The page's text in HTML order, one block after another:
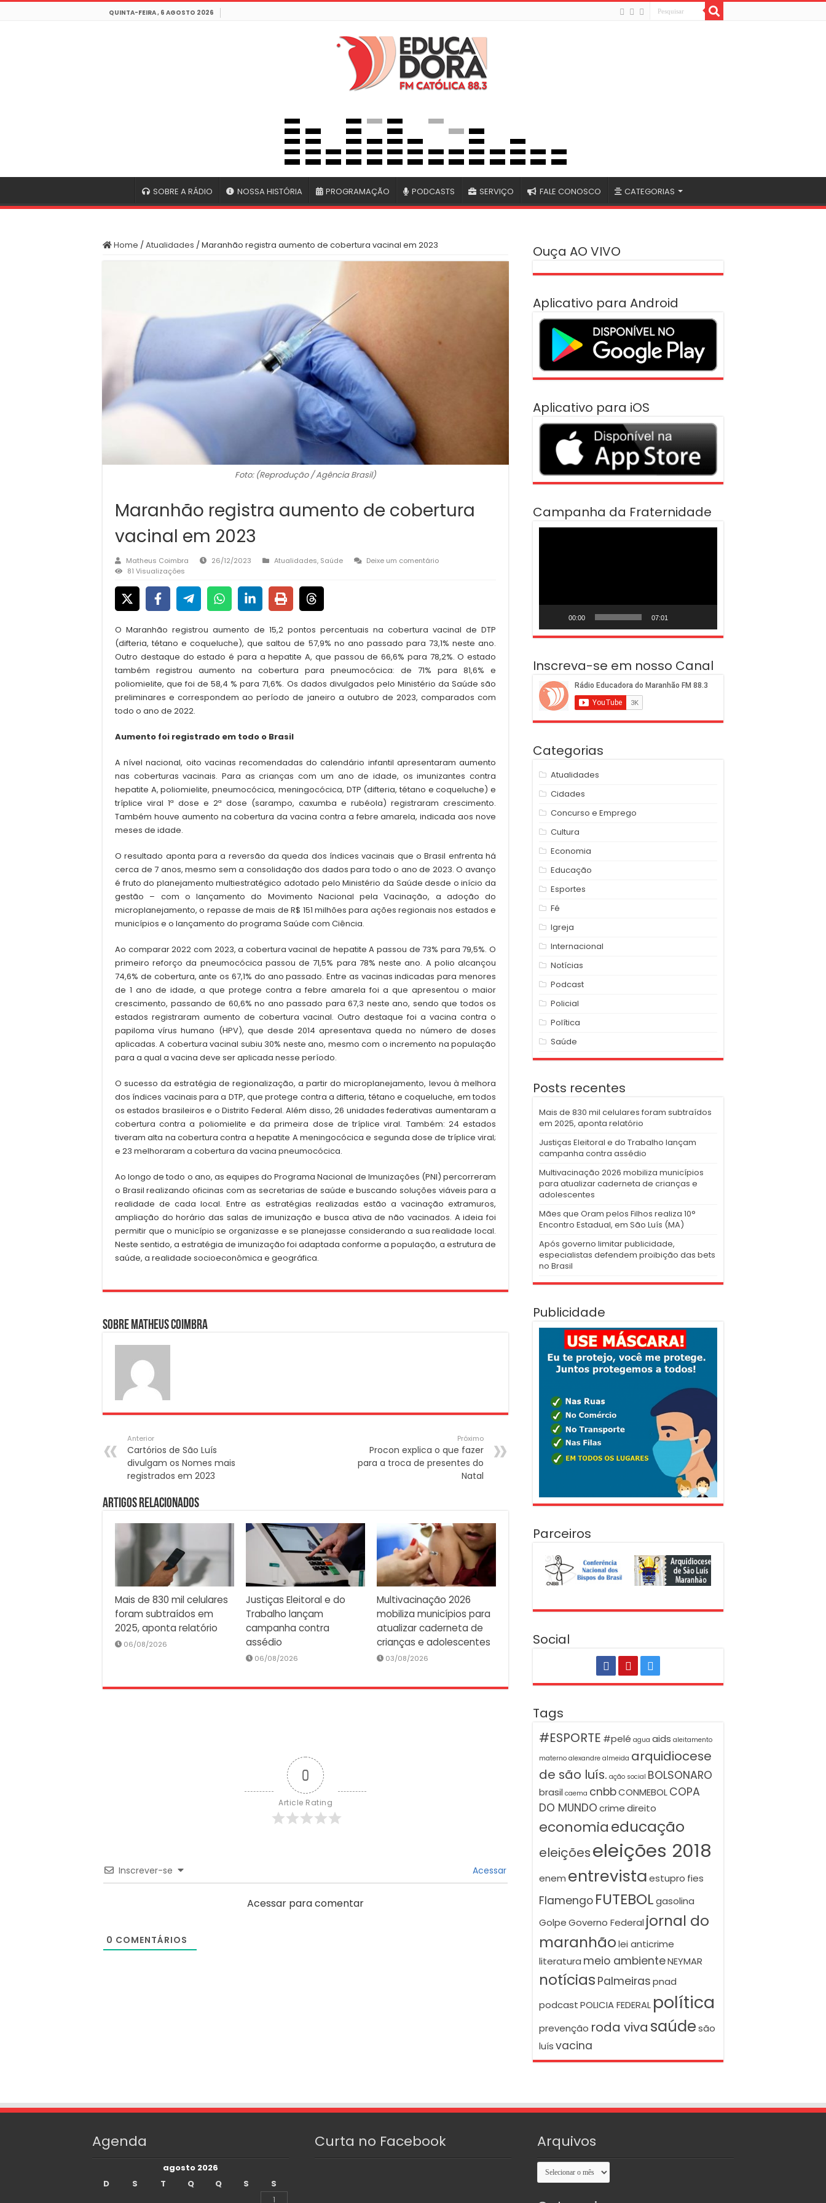
QUINTA-FEIRA , 6 AGOSTO 2026
SOBRE A RÁDIO NOSSA HISTÓRIA PROGRAMAÇÃO PODCASTS SERVIÇO FALE CONOSCO CATEGORIAS
Home /Atualidades /Maranhão registra aumento de cobertura vacinal em 2023
Foto: (Reprodução / Agência Brasil)
Maranhão registra aumento de cobertura
vacinal em 2023
Matheus Coimbra 26/12/2023 Atualidades, Saúde
Deixe um comentário
81 Visualizações
O Maranhão registrou aumento de 15,2 pontos percentuais na cobertura vacinal de DTP
(difteria, tétano e coqueluche), que saltou de 57,9% no ano passado para 73,1% neste ano.
Outro destaque do estado é para a hepatite A, que passou de 66,6% para 78,2%. O estado
também registrou aumento na cobertura para pneumocócica: de 71% para 81,6% e
poliomielite, que foi de 58,4 % para 71,6%. Os dados divulgados pelo Ministério da Saúde são
preliminares e correspondem ao período de janeiro a outubro de 2023, comparados com
todo o ano de 2022.
Aumento foi registrado em todo o Brasil
A nível nacional, oito vacinas recomendadas do calendário infantil apresentaram aumento
nas coberturas vacinais. Para as crianças com um ano de idade, os imunizantes contra
hepatite A, poliomielite, pneumocócica, meningocócica, DTP (difteria, tétano e coqueluche) e
tríplice viral 1ª dose e 2ª dose (sarampo, caxumba e rubéola) registraram crescimento.
Também houve aumento na cobertura da vacina contra a febre amarela, indicada aos nove
meses de idade.
O resultado aponta para a reversão da queda dos índices vacinais que o Brasil enfrenta há
cerca de 7 anos, mesmo sem a consolidação dos dados para todo o ano de 2023. O avanço
é fruto do planejamento multiestratégico adotado pelo Ministério da Saúde desde o início da
gestão – com o lançamento do Movimento Nacional pela Vacinação, a adoção do
microplanejamento, o repasse de mais de R$ 151 milhões para ações regionais nos estados e
municípios e o lançamento do programa Saúde com Ciência.
Ao comparar 2022 com 2023, a cobertura vacinal de hepatite A passou de 73% para 79,5%. O
primeiro reforço da pneumocócica passou de 71,5% para 78% neste ano. A polio alcançou
74,6% de cobertura, ante os 67,1% do ano passado. Entre as vacinas indicadas para menores
de 1 ano de idade, a que protege contra a febre amarela foi a que apresentou o maior
crescimento, passando de 60,6% no ano passado para 67,3 neste ano, sendo que todos os
estados registraram aumento de cobertura vacinal. Outro destaque foi a vacina contra o
papiloma vírus humano (HPV), que desde 2014 apresentava queda no número de doses
aplicadas. A cobertura vacinal subiu 30% neste ano, mesmo com o incremento na população
para a qual a vacina deve ser aplicada nesse período.
O sucesso da estratégia de regionalização, a partir do microplanejamento, levou à melhora
dos índices vacinais para a DTP, que protege contra a difteria, tétano e coqueluche, em todos
os estados brasileiros e o Distrito Federal. Além disso, 26 unidades federativas aumentaram a
cobertura contra a poliomielite e da primeira dose de tríplice viral. Também: 24 estados
tiveram alta na cobertura contra a hepatite A meningocócica e segunda dose de tríplice viral;
e 23 melhoraram a cobertura da vacina pneumocócica.
Ao longo de todo o ano, as equipes do Programa Nacional de Imunizações (PNI) percorreram
o Brasil realizando oficinas com as secretarias de saúde e buscando soluções viáveis para a
realidade de cada local. Entre as estratégias realizadas estão a vacinação extramuros,
ampliação do horário das salas de imunização e busca ativa de não vacinados. A ideia foi
permitir que o município se organizasse e se planejasse considerando a sua realidade local.
Neste sentido, a estratégia de imunização foi adaptada conforme a população, a estrutura de
saúde, a realidade socioeconômica e geográfica.
Sobre Matheus Coimbra
Anterior
Cartórios de São Luís
divulgam os Nomes mais
registrados em 2023
Próximo
Procon explica o que fazer
para a troca de presentes do
Natal
Artigos Relacionados
Mais de 830 mil celulares
foram subtraídos em
2025, aponta relatório
06/08/2026
Justiças Eleitoral e do
Trabalho lançam
campanha contra
assédio
06/08/2026
Multivacinação 2026
mobiliza municípios para
atualizar caderneta de
crianças e adolescentes
03/08/2026
0
Article Rating
Inscrever-se Acessar
Acessar para comentar
0 COMENTÁRIOS
Ouça AO VIVO
Aplicativo para Android
Aplicativo para iOS
Campanha da Fraternidade
00:00 07:01
Inscreva-se em nosso Canal
Categorias
Atualidades
Cidades
Concurso e Emprego
Cultura
Economia
Educação
Esportes
Fé
Igreja
Internacional
Notícias
Podcast
Policial
Política
Saúde
Posts recentes
Mais de 830 mil celulares foram subtraídos
em 2025, aponta relatório
Justiças Eleitoral e do Trabalho lançam
campanha contra assédio
Multivacinação 2026 mobiliza municípios
para atualizar caderneta de crianças e
adolescentes
Mães que Oram pelos Filhos realiza 10°
Encontro Estadual, em São Luís (MA)
Após governo limitar publicidade,
especialistas defendem proibição das bets
no Brasil
Publicidade
Parceiros
Social
Tags
#ESPORTE #pelé agua aids aleitamento
materno alexandre almeida arquidiocese
de são luís. ação social BOLSONARO
brasil caema cnbbCONMEBOLCOPA
DO MUNDOcrimedireito
economiaeducação
eleiçõeseleições 2018
enem entrevistaestupro fies
Flamengo FUTEBOLgasolina
GolpeGoverno Federal jornal do
maranhãolei anticrime
literatura meio ambienteNEYMAR
notícias Palmeiraspnad
podcastPOLICIA FEDERAL política
prevenção roda viva saúdesão
luísvacina
Agenda
agosto 2026
D
S T Q Q S
S
1
Curta no Facebook Arquivos
Arquivos